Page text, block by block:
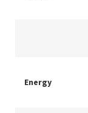
Energy